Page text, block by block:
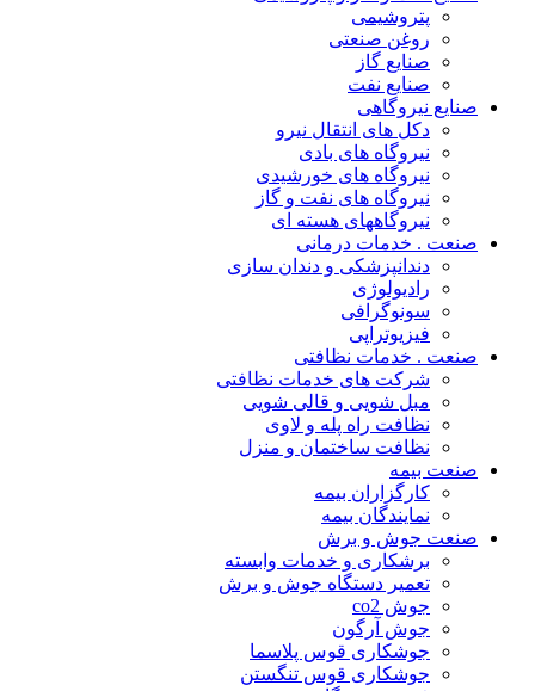
پتروشیمی
روغن صنعتی
صنایع گاز
صنایع نفت
صنایع نیروگاهی
دکل های انتقال نیرو
نیروگاه های بادی
نیروگاه های خورشیدی
نیروگاه های نفت و گاز
نیروگاههای هسته ای
صنعت . خدمات درمانی
دندانپزشکی و دندان سازی
رادیولوژی
سونوگرافی
فیزیوتراپی
صنعت . خدمات نظافتی
شرکت های خدمات نظافتی
مبل شویی و قالی شویی
نظافت راه پله و لاوی
نظافت ساختمان و منزل
صنعت بیمه
کارگزاران بیمه
نمایندگان بیمه
صنعت جوش و برش
برشکاری و خدمات وابسته
تعمیر دستگاه جوش و برش
جوش co2
جوش آرگون
جوشکاری قوس پلاسما
جوشکاری قوس تنگستن